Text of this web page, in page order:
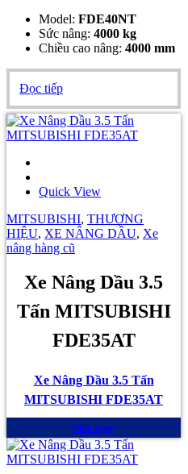
Model: FDE40NT
Sức nâng: 4000 kg
Chiều cao nâng: 4000 mm
Đọc tiếp
Quick View
MITSUBISHI, THƯƠNG
HIỆU, XE NÂNG DẦU, Xe
nâng hàng cũ
Xe Nâng Dầu 3.5
Tấn MITSUBISHI
FDE35AT
Xe Nâng Dầu 3.5 Tấn
MITSUBISHI FDE35AT
Mua ngay